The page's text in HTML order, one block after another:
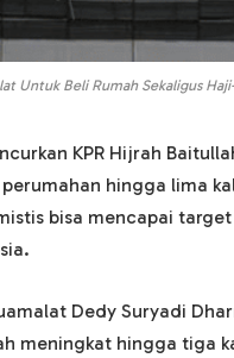
Untuk Beli Rumah Sekaligus
KPR Hijrah
hingga lima
bisa mencapai
Dedy Suryadi
meningkat hingga tiga